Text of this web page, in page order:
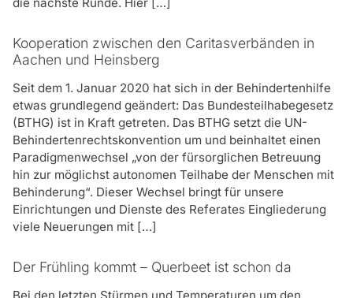
Betreuung: „Komm, los, wir machen das
mal, aber anders klappt es nicht, das
haben wir ausprobiert. Zu Arztbesuchen
werde ich auch begleitet, wenn ich das
möchte, und meine Tabletten stellen wir
jede Woche. Richtig gut ist für mich,
dass ich aus meinem Schneckenhaus
rausgekommen bin, dass ich unter
Menschen komme. Beim BeWo gibt es
viele Freizeitangebote, Ausflüge und
regelmäßige Gruppen. Da habe ich mir
rausgesucht, was mich interessiert.
zu anderen Leuten, wir sehen uns
regelmäßig. Ich bin jetzt wieder so weit
Wer bezahlt denn die Hilfe, die ich bekomme?
Im Regelfall werden die Kosten vom
allerdings ein höheres Einkommen hat, das eine
bestimmte Grenze übersteigt, wird ein Eigenanteil
berechnet. Unsere Mitarbeiter können Sie in einem
Erstgespräch genau darüber informieren.
Was muss ich tun, wenn ich die Unterstützung
bekomme?
Wir erwarten von Ihnen, dass Sie bereit sind, an Ihrer
Lebenssituation etwas zum Positiven zu verändern,
einhal-ten.
Kooperation zwischen den Caritasverbänden in
Aachen und Heinsberg
Seit dem 1. Januar 2020 hat sich in der Behindertenhilfe
etwas grundlegend geändert: Das Bundesteilhabegesetz
(BTHG) ist in Kraft getreten. Das BTHG setzt die UN-
Behindertenrechtskonvention um und beinhaltet einen
Paradigmenwechsel „von der fürsorglichen Betreuung
hin zur möglichst autonomen Teilhabe der Menschen mit
Behinderung“. Dieser Wechsel bringt für unsere
Einrichtungen und Dienste des Referates Eingliederung
viele Neuerungen mit […]
Der Frühling kommt – Querbeet ist schon da